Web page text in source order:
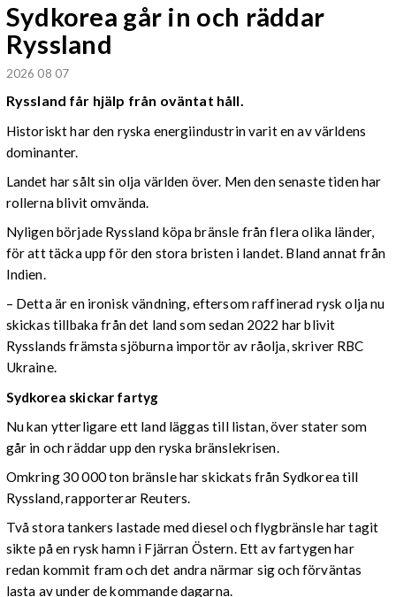
Sydkorea går in och räddar
Ryssland
2026 08 07
Ryssland får hjälp från oväntat håll.
Historiskt har den ryska energiindustrin varit en av världens
dominanter.
Landet har sålt sin olja världen över. Men den senaste tiden har
rollerna blivit omvända.
Nyligen började Ryssland köpa bränsle från flera olika länder,
för att täcka upp för den stora bristen i landet. Bland annat från
Indien.
– Detta är en ironisk vändning, eftersom raffinerad rysk olja nu
skickas tillbaka från det land som sedan 2022 har blivit
Rysslands främsta sjöburna importör av råolja, skriver RBC
Ukraine.
Sydkorea skickar fartyg
Nu kan ytterligare ett land läggas till listan, över stater som
går in och räddar upp den ryska bränslekrisen.
Omkring 30 000 ton bränsle har skickats från Sydkorea till
Ryssland, rapporterar Reuters.
Två stora tankers lastade med diesel och flygbränsle har tagit
sikte på en rysk hamn i Fjärran Östern. Ett av fartygen har
redan kommit fram och det andra närmar sig och förväntas
lasta av under de kommande dagarna.